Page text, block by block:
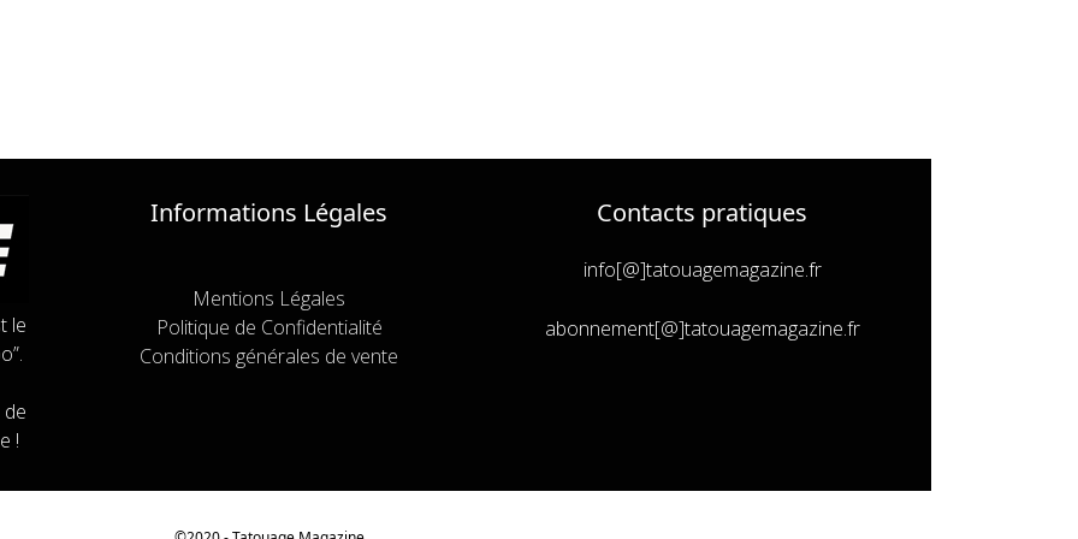
le
!
Informations Légales
Mentions Légales
Politique de Confidentialité
Conditions générales de vente
Contacts pratiques
info[@]tatouagemagazine.fr
abonnement[@]tatouagemagazine.fr